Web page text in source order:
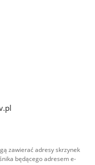
zawierać adresy skrzynek
będącego adresem e-